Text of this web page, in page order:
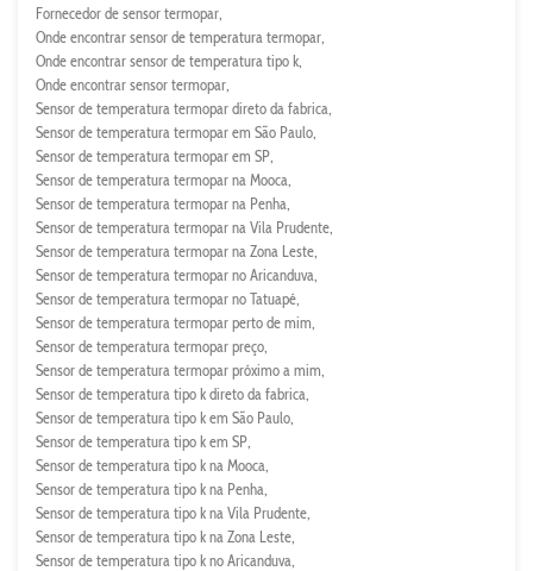
Fornecedor de sensor termopar
Onde encontrar sensor de temperatura termopar
Onde encontrar sensor de temperatura tipo k
Onde encontrar sensor termopar
Sensor de temperatura termopar direto da fabrica
Sensor de temperatura termopar em São Paulo
Sensor de temperatura termopar em SP
Sensor de temperatura termopar na Mooca
Sensor de temperatura termopar na Penha
Sensor de temperatura termopar na Vila Prudente
Sensor de temperatura termopar na Zona Leste
Sensor de temperatura termopar no Aricanduva
Sensor de temperatura termopar no Tatuapé
Sensor de temperatura termopar perto de mim
Sensor de temperatura termopar preço
Sensor de temperatura termopar próximo a mim
Sensor de temperatura tipo k direto da fabrica
Sensor de temperatura tipo k em São Paulo
Sensor de temperatura tipo k em SP
Sensor de temperatura tipo k na Mooca
Sensor de temperatura tipo k na Penha
Sensor de temperatura tipo k na Vila Prudente
Sensor de temperatura tipo k na Zona Leste
Sensor de temperatura tipo k no Aricanduva